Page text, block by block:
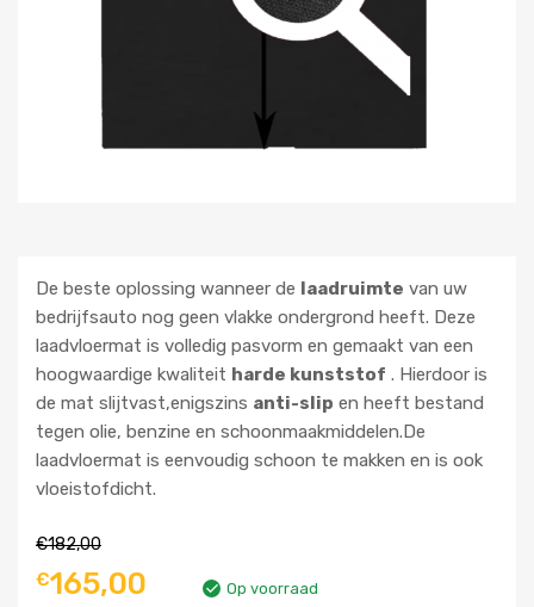
De beste oplossing wanneer de laadruimte van uw
bedrijfsauto nog geen vlakke ondergrond heeft. Deze
laadvloermat is volledig pasvorm en gemaakt van een
hoogwaardige kwaliteit harde kunststof . Hierdoor is
de mat slijtvast,enigszins anti-slip en heeft bestand
tegen olie, benzine en schoonmaakmiddelen.De
laadvloermat is eenvoudig schoon te makken en is ook
vloeistofdicht.
€182,00
€165,00 Op voorraad